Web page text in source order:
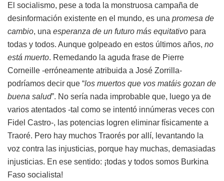
El socialismo, pese a toda la monstruosa campaña de
desinformación existente en el mundo, es una promesa de
cambio, una esperanza de un futuro más equitativo para
todas y todos. Aunque golpeado en estos últimos años, no
está muerto. Remedando la aguda frase de Pierre
Corneille -erróneamente atribuida a José Zorrilla-
podríamos decir que “los muertos que vos matáis gozan de
buena salud”. No sería nada improbable que, luego ya de
varios atentados -tal como se intentó innúmeras veces con
Fidel Castro-, las potencias logren eliminar físicamente a
Traoré. Pero hay muchos Traorés por allí, levantando la
voz contra las injusticias, porque hay muchas, demasiadas
injusticias. En ese sentido: ¡todas y todos somos Burkina
Faso socialista!